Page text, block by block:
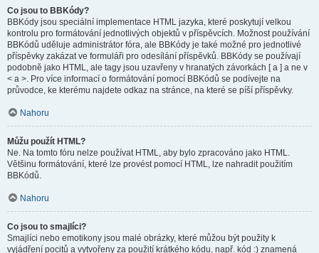
Co jsou to BBKódy?
BBKódy jsou speciální implementace HTML jazyka, které poskytují velkou
kontrolu pro formátování jednotlivých objektů v příspěvcích. Možnost používání
BBKódů uděluje administrátor fóra, ale BBKódy je také možné pro jednotlivé
příspěvky zakázat ve formuláři pro odesílání příspěvků. BBKódy se používají
podobně jako HTML, ale tagy jsou uzavřeny v hranatých závorkách [ a ] a ne v
< a >. Pro více informací o formátování pomocí BBKódů se podívejte na
průvodce, ke kterému najdete odkaz na stránce, na které se píší příspěvky.
Nahoru
Můžu použít HTML?
Ne. Na tomto fóru nelze používat HTML, aby bylo zpracováno jako HTML.
Většinu formátování, které lze provést pomocí HTML, lze nahradit použitím
BBKódů.
Nahoru
Co jsou to smajlíci?
Smajlíci nebo emotikony jsou malé obrázky, které můžou být použity k
vyjádření pocitů a vytvořeny za použití krátkého kódu, např. kód :) znamená